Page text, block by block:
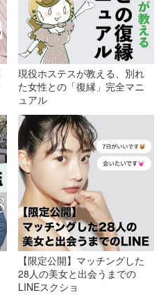
現役ホステスが教える、別れ
た女性との「復縁」完全マニ
ュアル
【限定公開】マッチングした
28人の美女と出会うまでの
LINEスクショ